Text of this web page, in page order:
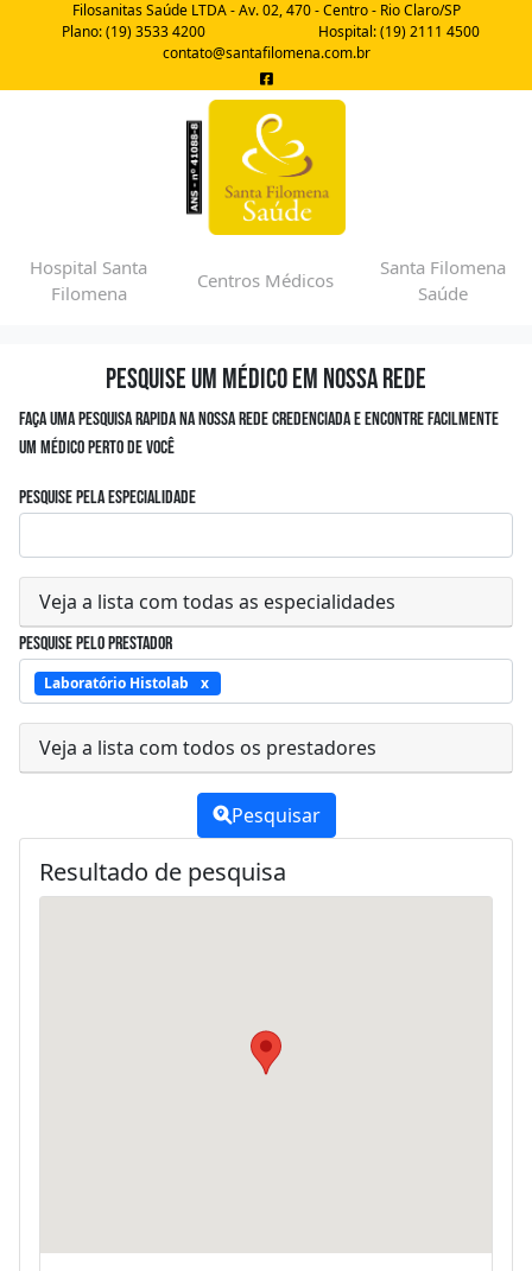
Filosanitas Saúde LTDA - Av. 02, 470 - Centro - Rio Claro/SP
Plano: (19) 3533 4200
Hospital: (19) 2111 4500
contato@santafilomena.com.br
Hospital Santa
Filomena
Centros Médicos
Santa Filomena
Saúde
Pesquise um médico em nossa rede
Faça uma pesquisa rapida na nossa rede credenciada e encontre facilmente
um médico perto de você
Pesquise pela especialidade
Veja a lista com todas as especialidades
Pesquise pelo prestador
Laboratório Histolab
Veja a lista com todos os prestadores
Pesquisar
Resultado de pesquisa